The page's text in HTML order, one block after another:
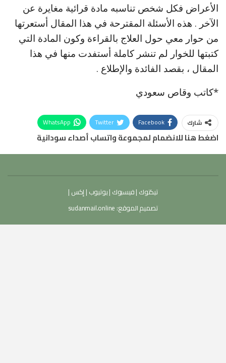
الأعراض فكل شخص تناسبه مادة قرائية مغايرة عن
الآخر . هذه الأسئلة المقترحة في هذا المقال أستعرتها
من حوار معي حول العلاج بالقراءة وكون المادة التي
كتبتها للخوار لم تنشر كاملة أستفدت منها في هذا
المقال ، بقصد الفائدة والإطلاع .
*كاتب وقاص سعودي
شارك Facebook
Twitter
WhatsApp
اضغط هنا للانضمام لمجموعة واتساب أصداء سودانية
تيكتوك |فيسبوك |يوتيوب |إكس |
تصميم الموقع: sudanmail.online